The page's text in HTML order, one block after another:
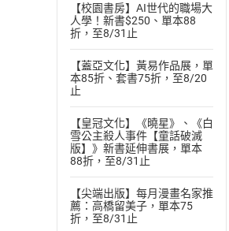
【校園書房】AI世代的職場大
人學！新書$250、單本88
折，至8/31止
【蓋亞文化】黃易作品展，單
本85折、套書75折，至8/20
止
【皇冠文化】《曉星》、《白
雪公主殺人事件【童話破滅
版】》新書延伸書展，單本
88折，至8/31止
【尖端出版】每月漫畫名家推
薦：高橋留美子，單本75
折，至8/31止